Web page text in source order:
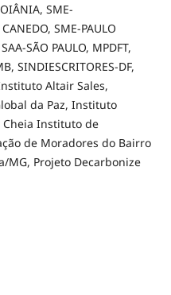
SME-
SME-PAULO
SÃO PAULO, MPDFT,
SINDIESCRITORES-DF,
Altair Sales,
da Paz, Instituto
Cheia Instituto de
de Moradores do Bairro
MG, Projeto Decarbonize